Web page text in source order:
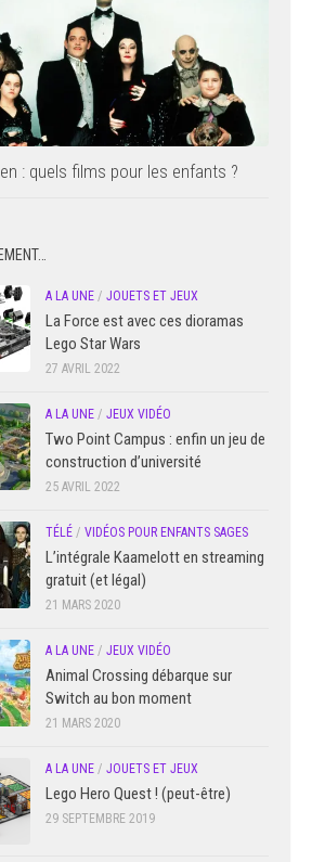
: quels films pour les enfants ?
A LA UNE / JOUETS ET JEUX
La Force est avec ces dioramas
Lego Star Wars
27 AVRIL 2022
A LA UNE / JEUX VIDÉO
Two Point Campus : enfin un jeu de
construction d’université
25 AVRIL 2022
TÉLÉ / VIDÉOS POUR ENFANTS SAGES
L’intégrale Kaamelott en streaming
gratuit (et légal)
21 MARS 2020
A LA UNE / JEUX VIDÉO
Animal Crossing débarque sur
Switch au bon moment
21 MARS 2020
A LA UNE / JOUETS ET JEUX
Lego Hero Quest ! (peut-être)
29 SEPTEMBRE 2019